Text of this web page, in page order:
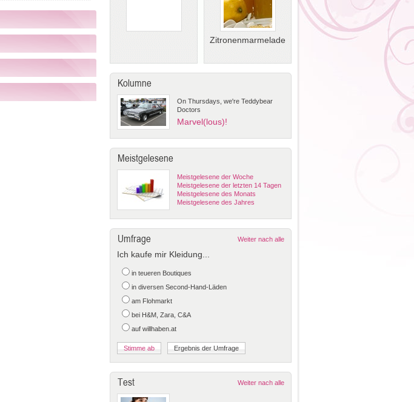
Zitronenmarmelade
Kolumne
On Thursdays, we're Teddybear
Doctors
Marvel(lous)!
Meistgelesene
Meistgelesene der Woche
Meistgelesene der letzten 14 Tagen
Meistgelesene des Monats
Meistgelesene des Jahres
Umfrage Weiter nach alle
Ich kaufe mir Kleidung...
in teueren Boutiques
in diversen Second-Hand-Läden
am Flohmarkt
bei H&M, Zara, C&A
auf willhaben.at
Test Weiter nach alle